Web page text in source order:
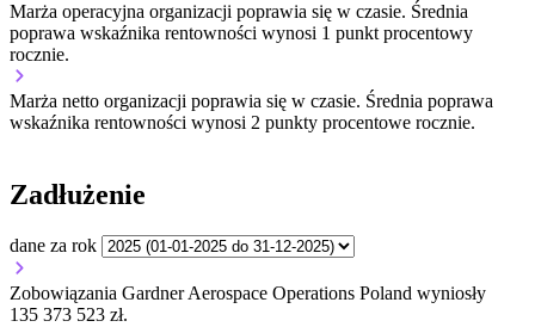
Marża operacyjna organizacji poprawia się w czasie. Średnia
poprawa wskaźnika rentowności wynosi 1 punkt procentowy
rocznie.
Marża netto organizacji poprawia się w czasie. Średnia poprawa
wskaźnika rentowności wynosi 2 punkty procentowe rocznie.
Zadłużenie
dane za rok
Zobowiązania Gardner Aerospace Operations Poland wyniosły
135 373 523 zł.